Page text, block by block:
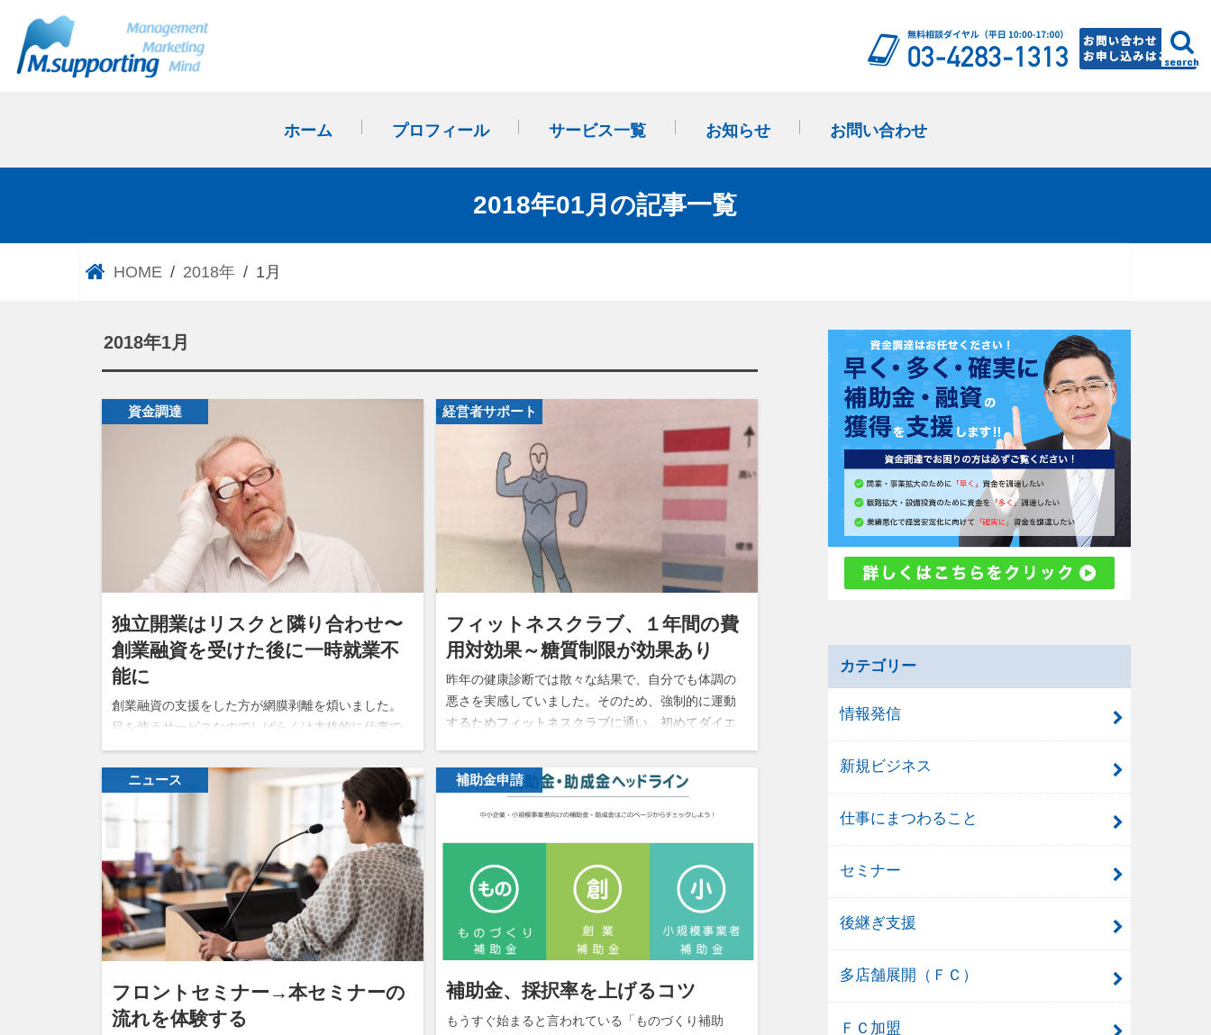
search
ホーム プロフィール サービス一覧
ら始まる「経営管理」
け）
ートナー)
お知らせ お問い合わせ
2018年01月の記事一覧
HOME 2018年 1月
2018年1月
資金調達
独立開業はリスクと隣り合わせ〜
創業融資を受けた後に一時就業不
能に
創業融資の支援をした方が網膜剥離を煩いました。
目を使うサービスなのでしばらくは本格的に仕事で
きないということでした。 経験者の創業は融資が認
められやすい 自分がお手伝いしたとき、最初は自己
資金400万、借入で500万調達…
経営者サポート
フィットネスクラブ、１年間の費
用対効果～糖質制限が効果あり
昨年の健康診断では散々な結果で、自分でも体調の
悪さを実感していました。そのため、強制的に運動
するためフィットネスクラブに通い、初めてダイエ
すので、健康第一です。 フィットネス…
ニュース
フロントセミナー→本セミナーの
流れを体験する
補助金申請
補助金、採択率を上げるコツ
もうすぐ始まると言われている「ものづくり補助
カテゴリー
情報発信
新規ビジネス
仕事にまつわること
セミナー
後継ぎ支援
多店舗展開（ＦＣ）
ＦＣ加盟